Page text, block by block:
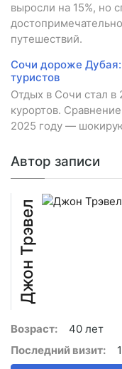
выросли на 15%, но
путешествий.
Сочи дороже Дубая:
туристов
Отдых в Сочи стал в
курортов.
2025 году —
Автор записи
Джон Трэвел
Возраст:
40 лет
Последний визит: